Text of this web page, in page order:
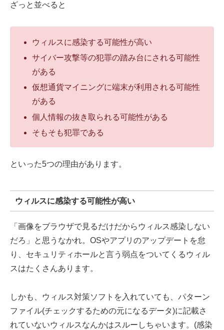
ざっと並べると
ウィルスに感染する可能性が高い
サイバー攻撃等の犯罪の踏み台にされる可能性
がある
仮想通貨マイニングに端末が利用される可能性
がある
個人情報の抜き取られる可能性がある
そもそも犯罪である
といった5つの理由があります。
ウィルスに感染する可能性が高い
「画像をブラウザで見るだけだからウィルス感染しない
だろ」と思うなかれ。OSやアプリのアップデートを怠
り、セキュリティホールと言う弱点をついてくるウィル
スはたくさんあります。
しかも、ウィルス対策ソフトを入れていても、パターン
ファイル(チェックするための元になるデータ)に記載さ
れていないウィルスなんかはスルーしちゃいます。(感染